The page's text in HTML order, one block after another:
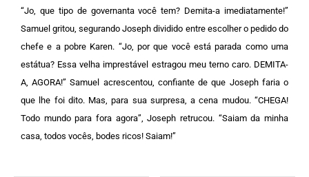
“Jo, que tipo de governanta você tem? Demita-a imediatamente!”
Samuel gritou, segurando Joseph dividido entre escolher o pedido do
chefe e a pobre Karen. “Jo, por que você está parada como uma
estátua? Essa velha imprestável estragou meu terno caro. DEMITA-
A, AGORA!” Samuel acrescentou, confiante de que Joseph faria o
que lhe foi dito. Mas, para sua surpresa, a cena mudou. “CHEGA!
Todo mundo para fora agora”, Joseph retrucou. “Saiam da minha
casa, todos vocês, bodes ricos! Saiam!”